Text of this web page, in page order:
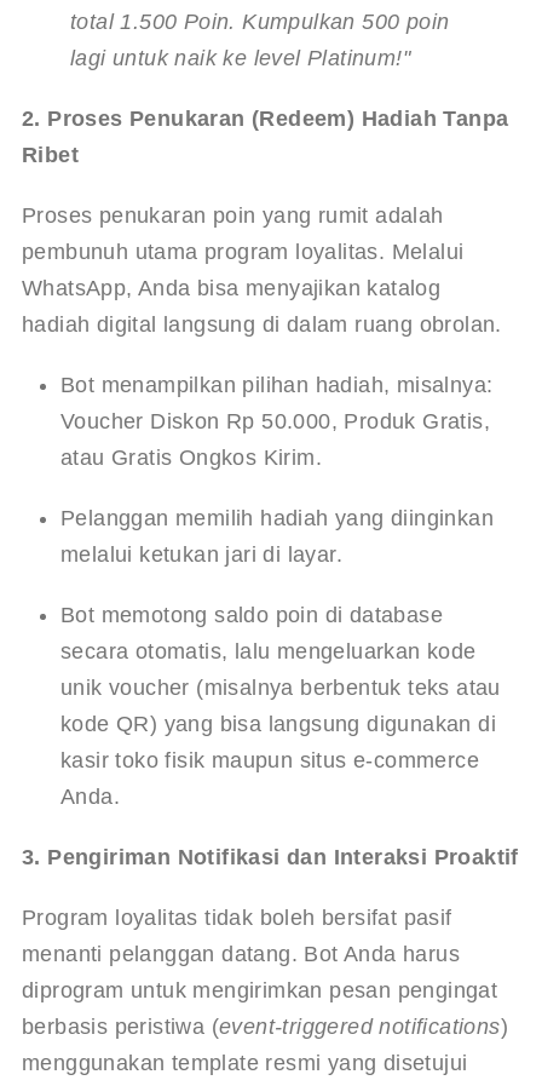
total 1.500 Poin. Kumpulkan 500 poin
lagi untuk naik ke level Platinum!"
2. Proses Penukaran (Redeem) Hadiah Tanpa
Ribet
Proses penukaran poin yang rumit adalah
pembunuh utama program loyalitas. Melalui
WhatsApp, Anda bisa menyajikan katalog
hadiah digital langsung di dalam ruang obrolan.
Bot menampilkan pilihan hadiah, misalnya:
Voucher Diskon Rp 50.000, Produk Gratis,
atau Gratis Ongkos Kirim.
Pelanggan memilih hadiah yang diinginkan
melalui ketukan jari di layar.
Bot memotong saldo poin di database
secara otomatis, lalu mengeluarkan kode
unik voucher (misalnya berbentuk teks atau
kode QR) yang bisa langsung digunakan di
kasir toko fisik maupun situs e-commerce
Anda.
3. Pengiriman Notifikasi dan Interaksi Proaktif
Program loyalitas tidak boleh bersifat pasif
menanti pelanggan datang. Bot Anda harus
diprogram untuk mengirimkan pesan pengingat
berbasis peristiwa (event-triggered notifications)
menggunakan template resmi yang disetujui